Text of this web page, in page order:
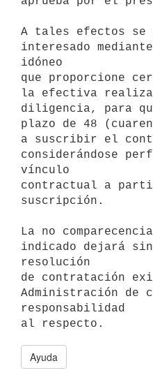
A tales efectos se
interesado
idóneo
que proporcione
la efectiva
diligencia, para
plazo de 48
a suscribir el
considerándose
vínculo
contractual a
suscripción.
La no
indicado dejará
resolución
de contratación
Administración de
responsabilidad
Ayuda